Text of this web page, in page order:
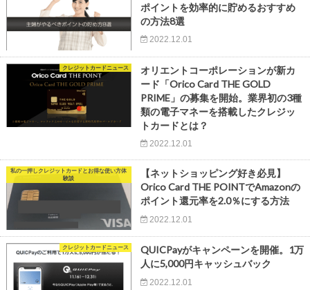
ポイントを効率的に貯めるおすすめ
の方法8選
2022.12.01
クレジットカードニュース
オリエントコーポレーションが新カ
ード「Orico Card THE GOLD
PRIME」の募集を開始。業界初の3種
類の電子マネーを搭載したクレジッ
トカードとは？
2022.12.01
私の一押しクレジットカードとお得な使い方体
験談
【ネットショッピング好き必見】
Orico Card THE POINTでAmazonの
ポイント還元率を2.0％にする方法
2022.12.01
クレジットカードニュース
QUICPayがキャンペーンを開催。1万
人に5,000円キャッシュバック
2022.12.01